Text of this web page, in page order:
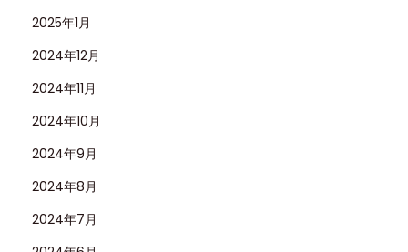
2025年1月
2024年12月
2024年11月
2024年10月
2024年9月
2024年8月
2024年7月